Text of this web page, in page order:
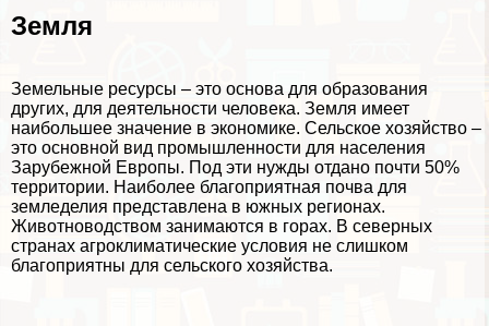
Земля
Земельные ресурсы – это основа для образования
других, для деятельности человека. Земля имеет
наибольшее значение в экономике. Сельское хозяйство –
это основной вид промышленности для населения
Зарубежной Европы. Под эти нужды отдано почти 50%
территории. Наиболее благоприятная почва для
земледелия представлена в южных регионах.
Животноводством занимаются в горах. В северных
странах агроклиматические условия не слишком
благоприятны для сельского хозяйства.